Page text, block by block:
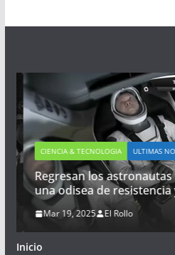
CIENCIA & TECNOLOGIA ULTIMAS
Regresan los astronautas
una odisea de resistencia
Mar 19, 2025 El Rollo
Inicio